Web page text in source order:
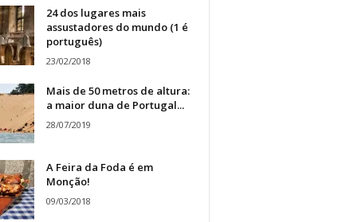
24 dos lugares mais
assustadores do mundo (1 é
português)
23/02/2018
Mais de 50 metros de altura:
a maior duna de Portugal...
28/07/2019
A Feira da Foda é em
Monção!
09/03/2018